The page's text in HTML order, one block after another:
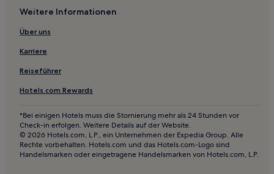
Weitere Informationen
Über uns
Karriere
Reiseführer
Hotels.com Rewards
*Bei einigen Hotels muss die Stornierung mehr als 24 Stunden vor
Check-in erfolgen. Weitere Details auf der Website.
© 2026 Hotels.com, L.P., ein Unternehmen der Expedia Group. Alle
Rechte vorbehalten. Hotels.com und das Hotels.com-Logo sind
Handelsmarken oder eingetragene Handelsmarken von Hotels.com, L.P.